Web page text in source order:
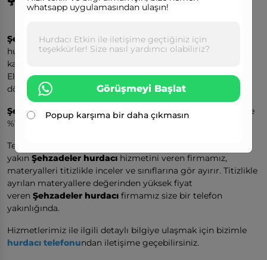
Şehzadeler Hurdacıihtiyaçlarınız için, konumunuzdaki
hurdaları iletişime geçerek geri dönüşüme
kazandırabilirsiniz.
Elinizdeki hurdalarıŞehzadeler hurdacıyasatarak geri
dönüşüme katkıda bulunabilirsiniz.
Şehzadeler hurdacımalzemenizi değerinin üstünde alır ve
%100 müşteri memnuniyeti odaklı çalışır.
Tecrübesini ve bilgi birikimini birleştirerek size en
yakın Şehzadeler hurdacı hizmetini veren firmamız,
materyalleri titizlikle inceler ve sınıflarına gör ayırır. Titizlikle
ayrılan materyallere değerinden yüksek fiyat
veren Şehzadeler hurdacı firmamız size bir telefon
yakınlığında.
Hizmetlerimiz ile ilgili detaylı bilgiye ulaşmak için bizimle
hurdacı telefonundan iletişime geçebilirsiniz.
whatsapp uygulamasından ulaşın!
Hurdacı Etkin ile iletişime geçtiğiniz için
teşekkürler! Size nasıl yardımcı olabiliriz?
Görüşmeyi Başlat
Popup karşıma bir daha çıkmasın